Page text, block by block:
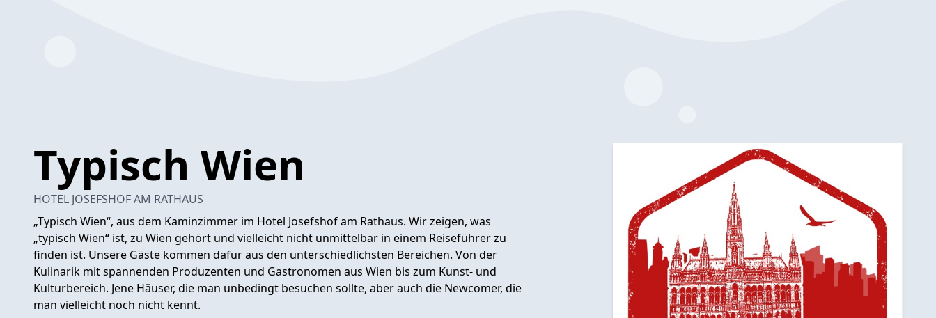
Typisch Wien
HOTEL JOSEFSHOF AM RATHAUS
„Typisch Wien“, aus dem Kaminzimmer im Hotel Josefshof am Rathaus. Wir zeigen, was
„typisch Wien“ ist, zu Wien gehört und vielleicht nicht unmittelbar in einem Reiseführer zu
finden ist. Unsere Gäste kommen dafür aus den unterschiedlichsten Bereichen. Von der
Kulinarik mit spannenden Produzenten und Gastronomen aus Wien bis zum Kunst- und
Kulturbereich. Jene Häuser, die man unbedingt besuchen sollte, aber auch die Newcomer, die
man vielleicht noch nicht kennt.